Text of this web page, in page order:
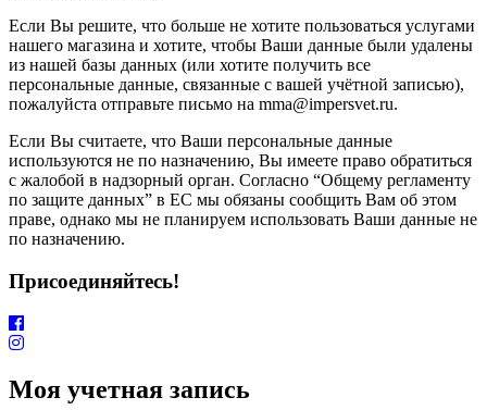
Если Вы решите, что больше не хотите пользоваться услугами
нашего магазина и хотите, чтобы Ваши данные были удалены
из нашей базы данных (или хотите получить все
персональные данные, связанные с вашей учётной записью),
пожалуйста отправьте письмо на mma@impersvet.ru.
Если Вы считаете, что Ваши персональные данные
используются не по назначению, Вы имеете право обратиться
с жалобой в надзорный орган. Согласно “Общему регламенту
по защите данных” в ЕС мы обязаны сообщить Вам об этом
праве, однако мы не планируем использовать Ваши данные не
по назначению.
Присоединяйтесь!
Моя учетная запись